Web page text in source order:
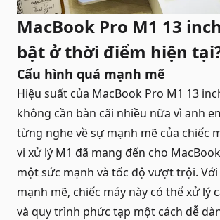
MacBook Pro M1 13
bật ở thời điểm hiện
Cấu hình quá mạnh mẽ
Hiệu suất của MacBook Pro M1 13
không cần bàn cãi nhiều nữa vì anh
từng nghe về sự mạnh mẽ của chiếc
vi xử lý M1 đã mang đến cho
một sức mạnh và tốc độ vượt trội. Với
mạnh mẽ, chiếc máy này có thể xử lý
và quy trình phức tạp một cách dễ